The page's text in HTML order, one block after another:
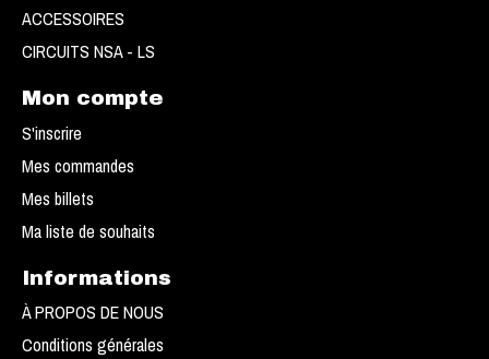
ACCESSOIRES
CIRCUITS NSA - LS
Mon compte
S'inscrire
Mes commandes
Mes billets
Ma liste de souhaits
Informations
À PROPOS DE NOUS
Conditions générales